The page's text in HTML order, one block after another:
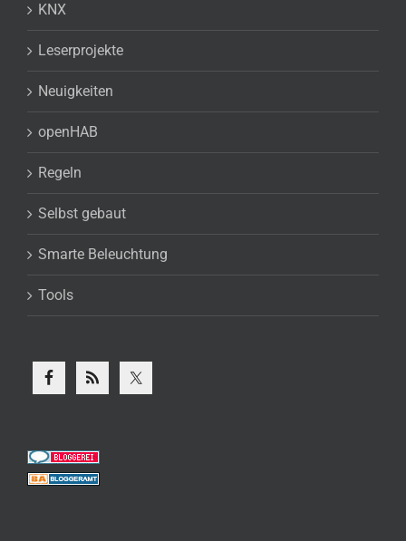
KNX
Leserprojekte
Neuigkeiten
openHAB
Regeln
Selbst gebaut
Smarte Beleuchtung
Tools